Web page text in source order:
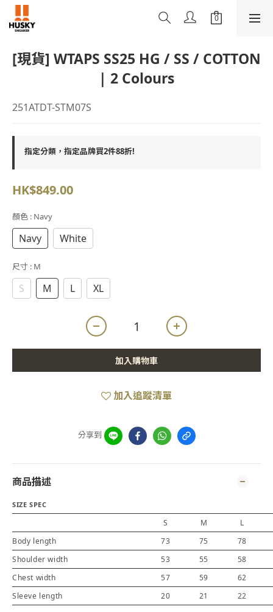
[現貨] WTAPS SS25 HG / SS / COTTON
| 2 Colours
251ATDT-STM07S
指定分類，指定品牌買2件88折!
HK$849.00
顏色 : Navy
Navy White
尺寸 : M
S M L XL
加入購物車
加入追蹤清單
分享到
商品描述
SIZE SPEC
S M
L
Body length
73 75
78
Shoulder width
53 55
58
Chest width
57 59
62
Sleeve length
20 21 22